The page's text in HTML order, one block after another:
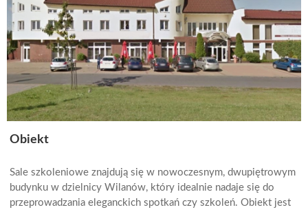
Obiekt
Sale szkoleniowe znajdują się w nowoczesnym, dwupiętrowym
budynku w dzielnicy Wilanów, który idealnie nadaje się do
przeprowadzania eleganckich spotkań czy szkoleń. Obiekt jest